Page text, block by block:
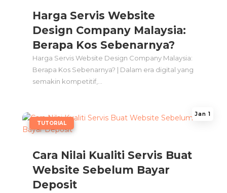
Harga Servis Website
Design Company Malaysia:
Berapa Kos Sebenarnya?
Harga Servis Website Design Company Malaysia:
Berapa Kos Sebenarnya? | Dalam era digital yang
semakin kompetitif,...
Cara Nilai Kualiti Servis Buat
Website Sebelum Bayar
Deposit
Jan 1
TUTORIAL